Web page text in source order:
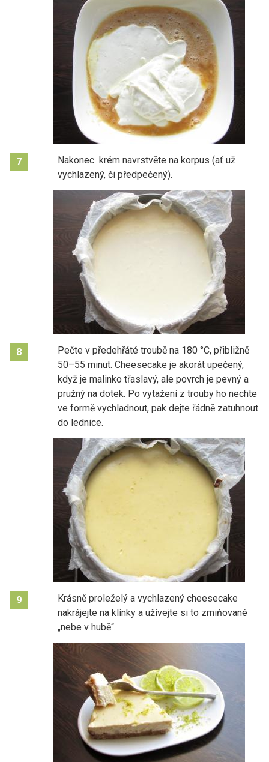
7
Nakonec krém navrstvěte na korpus (ať už
vychlazený, či předpečený).
8
Pečte v předehřáté troubě na 180 °C, přibližně
50–55 minut. Cheesecake je akorát upečený,
když je malinko třaslavý, ale povrch je pevný a
pružný na dotek. Po vytažení z trouby ho nechte
ve formě vychladnout, pak dejte řádně zatuhnout
do lednice.
9
Krásně proleželý a vychlazený cheesecake
nakrájejte na klínky a užívejte si to zmiňované
„nebe v hubě“.